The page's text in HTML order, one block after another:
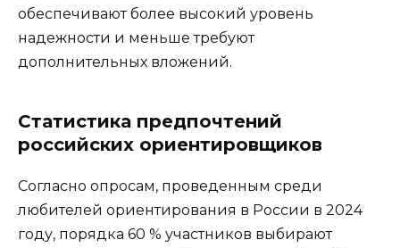
обеспечивают более высокий уровень
надежности и меньше требуют
дополнительных вложений.
Статистика предпочтений
российских ориентировщиков
Согласно опросам, проведенным среди
любителей ориентирования в России в 2024
году, порядка 60 % участников выбирают